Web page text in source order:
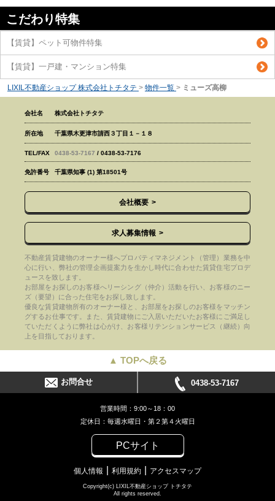
こだわり特集
【賃貸】ペット可物件特集
【賃貸】一戸建・マンション特集
LIXIL不動産ショップ 株式会社トチタテ > 物件一覧 > ミューズ高柳
会社名 株式会社トチタテ
所在地 千葉県木更津市請西３丁目１－１８
TEL/FAX 0438-53-7167 / 0438-53-7176
免許番号 千葉県知事 (1) 第18501号
会社概要
求人募集情報
不動産賃貸建物のオーナー様へプロパティマネジメント（管理）業務を中
心に行い、弊社の管理企画提案力を生かし時代に合わせた賃貸住宅プロデ
ュースを致します。
お部屋をお探しのお客様へリーシング（仲介）活動を行い、お客様のニー
ズ（要望）に合った住宅をお探し致します。
優良な賃貸建物所有のオーナー様と、お部屋をお探しのお客様をマッチン
グするお仕事です。また、賃貸建物にご入居いただいたお客様にご満足し
ていただくように弊社は心がけ、お客様リテンションサービス（継続）向
上を目指しております。
▲ TOPへ戻る
お問合せ 0438-53-7167
営業時間：9:00～18：00
定休日：毎週水曜日・第２第４火曜日
PCサイト
個人情報 利用規約 アクセスマップ
Copyright(c) LIXIL不動産ショップ トチタテ
All rights reserved.